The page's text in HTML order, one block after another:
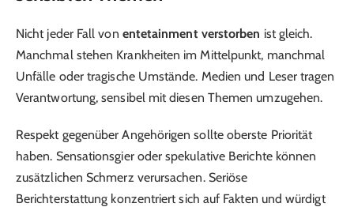
Nicht jeder Fall von entetainment verstorben ist gleich.
Manchmal stehen Krankheiten im Mittelpunkt, manchmal
Unfälle oder tragische Umstände. Medien und Leser tragen
Verantwortung, sensibel mit diesen Themen umzugehen.
Respekt gegenüber Angehörigen sollte oberste Priorität
haben. Sensationsgier oder spekulative Berichte können
zusätzlichen Schmerz verursachen. Seriöse
Berichterstattung konzentriert sich auf Fakten und würdigt